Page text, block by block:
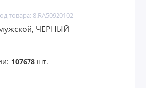
товара: 8.RA50920102
ЧЕРНЫЙ
107678шт.